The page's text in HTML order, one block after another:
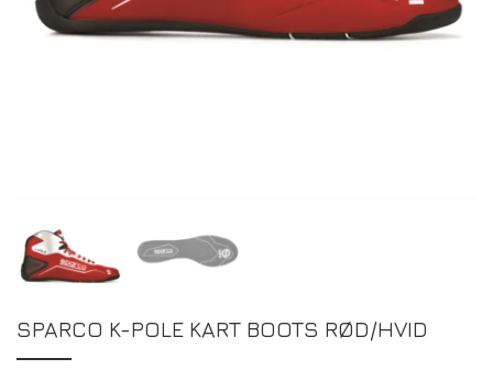
FAQSDRIVERS/PARTNERS
SPARCO K-POLE KART BOOTS RØD/HVID